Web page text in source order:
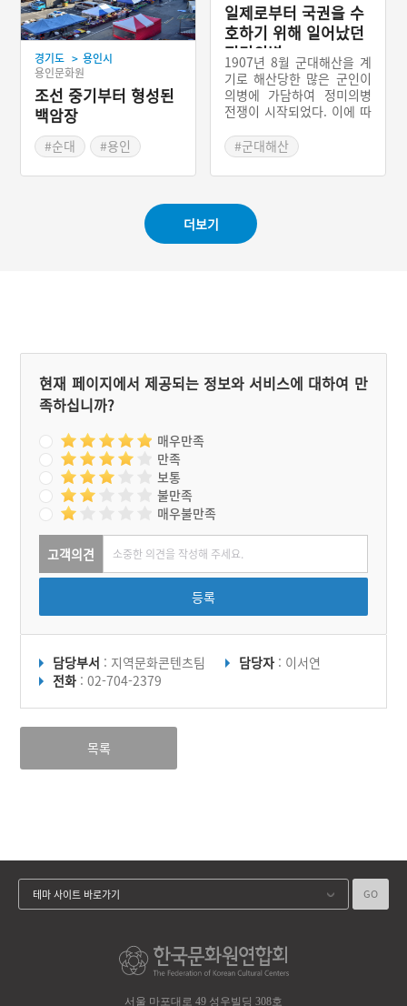
경기도 > 용인시
용인문화원
조선 중기부터 형성된
백암장
#순대
#용인
일제로부터 국권을 수
호하기 위해 일어났던
정미의병
1907년 8월 군대해산을 계
기로 해산당한 많은 군인이
의병에 가담하여 정미의병
전쟁이 시작되었다. 이에 따
화되어 의병투쟁은 본격적
인 전쟁의 양상을 띠면서 전
국으로 확산되었다. 이중 황
경도의 홍범도 등이 평민의
병장으로 명성을 날렸다. 정
미의병은 한일병합 이후에
#군대해산
더보기
현재 페이지에서 제공되는 정보와 서비스에 대하여 만
족하십니까?
매우만족
만족
보통
불만족
매우불만족
고객의견
등록
담당부서 : 지역문화콘텐츠팀 담당자 : 이서연
전화 : 02-704-2379
목록
서울 마포대로 49 성우빌딩 308호
테마 사이트 바로가기 GO